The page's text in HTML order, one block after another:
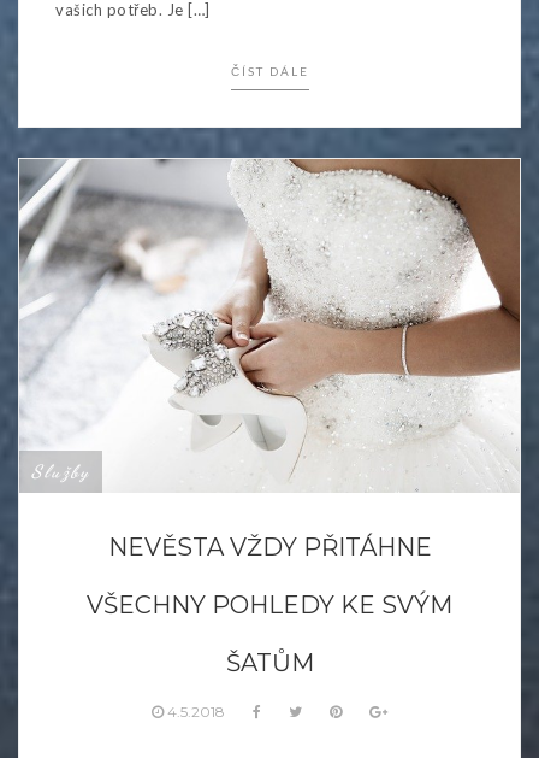
vašich potřeb. Je […]
ČÍST DÁLE
Služby
NEVĚSTA VŽDY PŘITÁHNE
VŠECHNY POHLEDY KE SVÝM
ŠATŮM
4.5.2018